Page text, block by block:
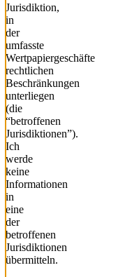
Jurisdiktion,
in
der
umfasste
Wertpapiergeschäfte
rechtlichen
Beschränkungen
unterliegen
(die
“betroffenen
Jurisdiktionen”).
Ich
werde
keine
Informationen
in
eine
der
betroffenen
Jurisdiktionen
übermitteln.